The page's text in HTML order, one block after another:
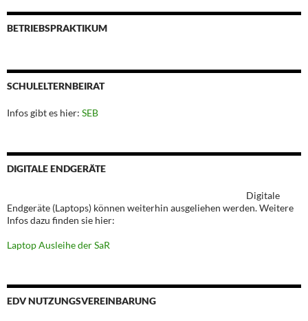
BETRIEBSPRAKTIKUM
SCHULELTERNBEIRAT
Infos gibt es hier: SEB
DIGITALE ENDGERÄTE
Digitale
Endgeräte (Laptops) können weiterhin ausgeliehen werden. Weitere
Infos dazu finden sie hier:
Laptop Ausleihe der SaR
EDV NUTZUNGSVEREINBARUNG